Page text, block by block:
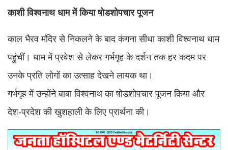
काशी विश्वनाथ धाम में किया षोडशोपचार पूजन
काल भैरव मंदिर से निकलने के बाद कंगना सीधा काशी विश्वनाथ धाम
पहुंचीं। धाम में प्रवेश से लेकर गर्भगृह के दर्शन तक हर कदम पर
उनके प्रति लोगों का उत्साह देखने लायक था।
गर्भगृह में उन्होंने बाबा विश्वनाथ का षोडशोपचार पूजन किया और
देश-प्रदेश की खुशहाली के लिए प्रार्थना की।